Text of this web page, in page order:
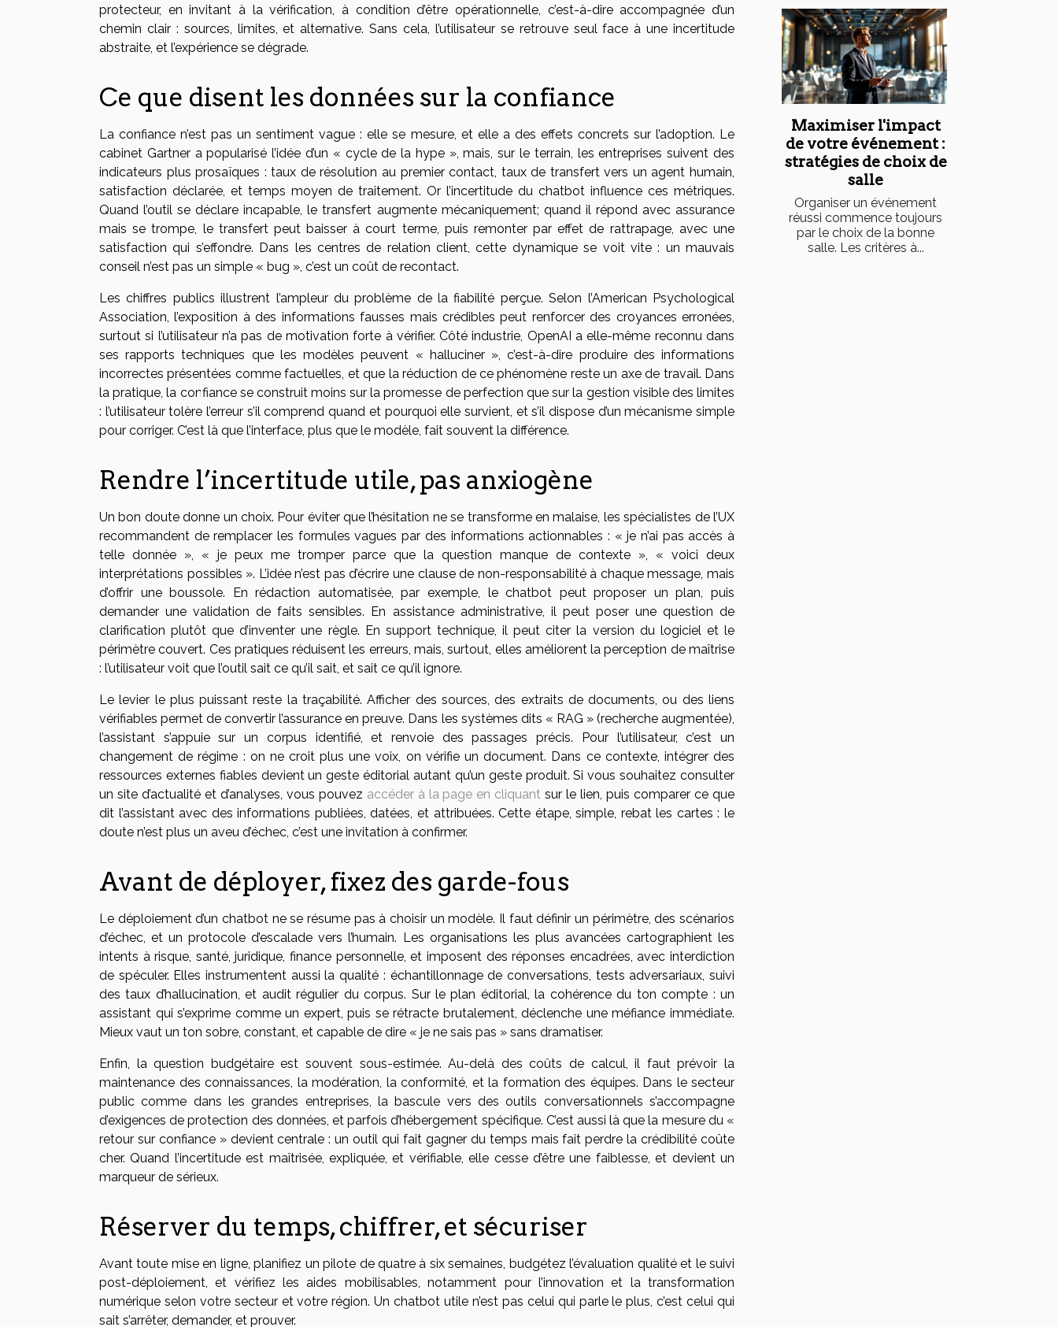
protecteur, en invitant à la vérification, à condition d’être opérationnelle, c’est-à-dire accompagnée d’un
chemin clair : sources, limites, et alternative. Sans cela, l’utilisateur se retrouve seul face à une incertitude
abstraite, et l’expérience se dégrade.
Ce que disent les données sur la confiance
La confiance n’est pas un sentiment vague : elle se mesure, et elle a des effets concrets sur l’adoption. Le
cabinet Gartner a popularisé l’idée d’un « cycle de la hype », mais, sur le terrain, les entreprises suivent des
indicateurs plus prosaïques : taux de résolution au premier contact, taux de transfert vers un agent humain,
satisfaction déclarée, et temps moyen de traitement. Or l’incertitude du chatbot influence ces métriques.
Quand l’outil se déclare incapable, le transfert augmente mécaniquement; quand il répond avec assurance
mais se trompe, le transfert peut baisser à court terme, puis remonter par effet de rattrapage, avec une
satisfaction qui s’effondre. Dans les centres de relation client, cette dynamique se voit vite : un mauvais
conseil n’est pas un simple « bug », c’est un coût de recontact.
Les chiffres publics illustrent l’ampleur du problème de la fiabilité perçue. Selon l’American Psychological
Association, l’exposition à des informations fausses mais crédibles peut renforcer des croyances erronées,
surtout si l’utilisateur n’a pas de motivation forte à vérifier. Côté industrie, OpenAI a elle-même reconnu dans
ses rapports techniques que les modèles peuvent « halluciner », c’est-à-dire produire des informations
incorrectes présentées comme factuelles, et que la réduction de ce phénomène reste un axe de travail. Dans
la pratique, la confiance se construit moins sur la promesse de perfection que sur la gestion visible des limites
: l’utilisateur tolère l’erreur s’il comprend quand et pourquoi elle survient, et s’il dispose d’un mécanisme simple
pour corriger. C’est là que l’interface, plus que le modèle, fait souvent la différence.
Rendre l’incertitude utile, pas anxiogène
Un bon doute donne un choix. Pour éviter que l’hésitation ne se transforme en malaise, les spécialistes de l’UX
recommandent de remplacer les formules vagues par des informations actionnables : « je n’ai pas accès à
telle donnée », « je peux me tromper parce que la question manque de contexte », « voici deux
interprétations possibles ». L’idée n’est pas d’écrire une clause de non-responsabilité à chaque message, mais
d’offrir une boussole. En rédaction automatisée, par exemple, le chatbot peut proposer un plan, puis
demander une validation de faits sensibles. En assistance administrative, il peut poser une question de
clarification plutôt que d’inventer une règle. En support technique, il peut citer la version du logiciel et le
périmètre couvert. Ces pratiques réduisent les erreurs, mais, surtout, elles améliorent la perception de maîtrise
: l’utilisateur voit que l’outil sait ce qu’il sait, et sait ce qu’il ignore.
Le levier le plus puissant reste la traçabilité. Afficher des sources, des extraits de documents, ou des liens
vérifiables permet de convertir l’assurance en preuve. Dans les systèmes dits « RAG » (recherche augmentée),
l’assistant s’appuie sur un corpus identifié, et renvoie des passages précis. Pour l’utilisateur, c’est un
changement de régime : on ne croit plus une voix, on vérifie un document. Dans ce contexte, intégrer des
ressources externes fiables devient un geste éditorial autant qu’un geste produit. Si vous souhaitez consulter
un site d’actualité et d’analyses, vous pouvez accéder à la page en cliquant sur le lien, puis comparer ce que
dit l’assistant avec des informations publiées, datées, et attribuées. Cette étape, simple, rebat les cartes : le
doute n’est plus un aveu d’échec, c’est une invitation à confirmer.
Avant de déployer, fixez des garde-fous
Le déploiement d’un chatbot ne se résume pas à choisir un modèle. Il faut définir un périmètre, des scénarios
d’échec, et un protocole d’escalade vers l’humain. Les organisations les plus avancées cartographient les
intents à risque, santé, juridique, finance personnelle, et imposent des réponses encadrées, avec interdiction
de spéculer. Elles instrumentent aussi la qualité : échantillonnage de conversations, tests adversariaux, suivi
des taux d’hallucination, et audit régulier du corpus. Sur le plan éditorial, la cohérence du ton compte : un
assistant qui s’exprime comme un expert, puis se rétracte brutalement, déclenche une méfiance immédiate.
Mieux vaut un ton sobre, constant, et capable de dire « je ne sais pas » sans dramatiser.
Enfin, la question budgétaire est souvent sous-estimée. Au-delà des coûts de calcul, il faut prévoir la
maintenance des connaissances, la modération, la conformité, et la formation des équipes. Dans le secteur
public comme dans les grandes entreprises, la bascule vers des outils conversationnels s’accompagne
d’exigences de protection des données, et parfois d’hébergement spécifique. C’est aussi là que la mesure du «
retour sur confiance » devient centrale : un outil qui fait gagner du temps mais fait perdre la crédibilité coûte
cher. Quand l’incertitude est maîtrisée, expliquée, et vérifiable, elle cesse d’être une faiblesse, et devient un
marqueur de sérieux.
Réserver du temps, chiffrer, et sécuriser
Avant toute mise en ligne, planifiez un pilote de quatre à six semaines, budgétez l’évaluation qualité et le suivi
post-déploiement, et vérifiez les aides mobilisables, notamment pour l’innovation et la transformation
numérique selon votre secteur et votre région. Un chatbot utile n’est pas celui qui parle le plus, c’est celui qui
sait s’arrêter, demander, et prouver.
Maximiser l'impact
de votre événement :
stratégies de choix de
salle
Organiser un événement
réussi commence toujours
par le choix de la bonne
salle. Les critères à...